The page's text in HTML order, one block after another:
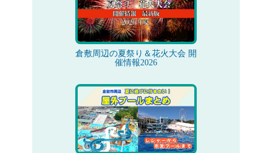
倉敷周辺の夏祭り＆花火大会 開
催情報2026